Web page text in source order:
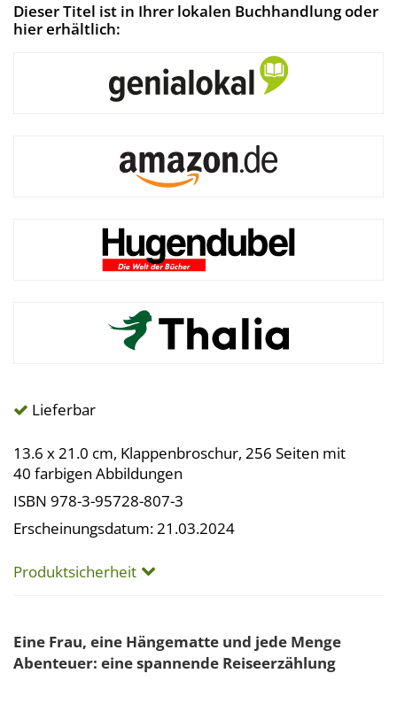
Dieser Titel ist in Ihrer lokalen Buchhandlung oder
hier erhältlich:
Lieferbar
13.6 x 21.0 cm, Klappenbroschur, 256 Seiten mit
40 farbigen Abbildungen
ISBN 978-3-95728-807-3
Erscheinungsdatum: 21.03.2024
Produktsicherheit
Eine Frau, eine Hängematte und jede Menge
Abenteuer: eine spannende Reiseerzählung